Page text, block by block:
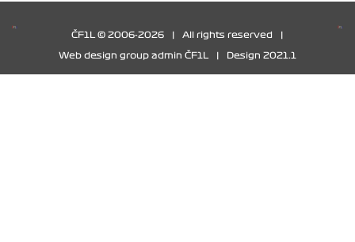
ČF1L © 2006-2026 All rights reserved
Web design group admin ČF1L Design 2021.1